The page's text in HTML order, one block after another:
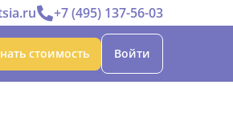
+7 (495) 137-56-03
стоимость Войти